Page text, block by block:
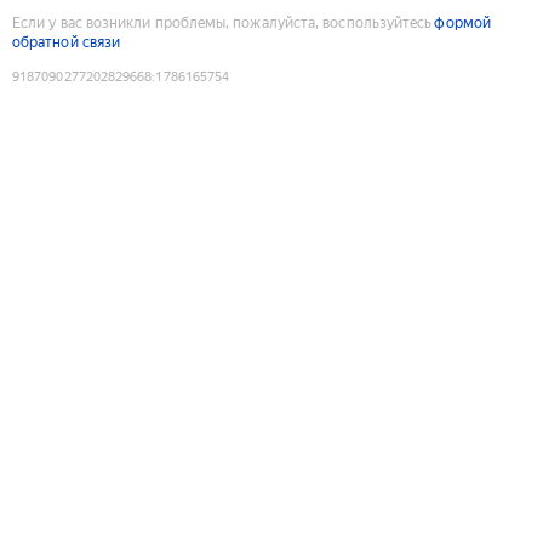
Если у вас возникли проблемы, пожалуйста, воспользуйтесьформой
обратной связи
9187090277202829668:1786165754